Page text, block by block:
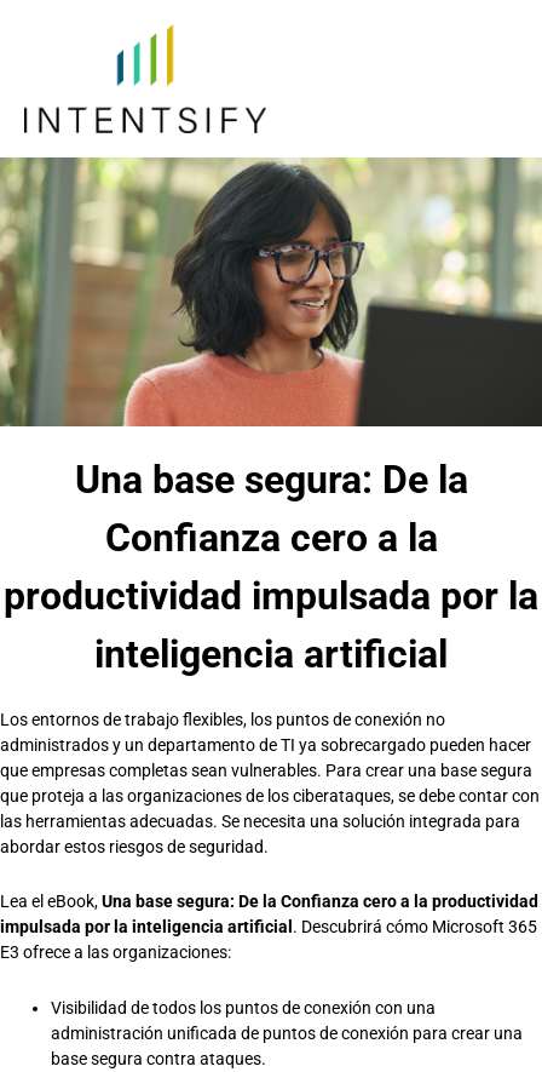
Una base segura: De la
Confianza cero a la
productividad impulsada por la
inteligencia artificial
Los entornos de trabajo flexibles, los puntos de conexión no
administrados y un departamento de TI ya sobrecargado pueden hacer
que empresas completas sean vulnerables. Para crear una base segura
que proteja a las organizaciones de los ciberataques, se debe contar con
las herramientas adecuadas. Se necesita una solución integrada para
abordar estos riesgos de seguridad.
Lea el eBook,Una base segura: De la Confianza cero a la productividad
impulsada por la inteligencia artificial . Descubrirá cómo Microsoft 365
E3 ofrece a las organizaciones:
Visibilidad de todos los puntos de conexión con una
administración unificada de puntos de conexión para crear una
base segura contra ataques.